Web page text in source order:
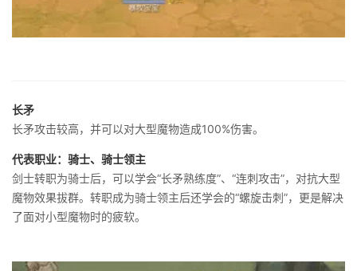
长矛
长矛攻击较高，并可以对大型魔物造成100%伤害。
代表职业：骑士、骑士领主
剑士转职为骑士后，可以学会“长矛熟练度”、“连刺攻击”，对抗大型
魔物效果拔群。转职成为骑士领主后还学会的“螺旋击刺”，更是解决
了面对小型魔物时的疲软。